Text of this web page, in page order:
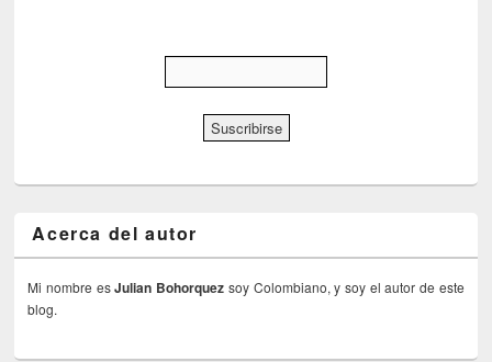
Acerca del autor
Mi nombre esJulian Bohorquez soy Colombiano, y soy el autor de este
blog.